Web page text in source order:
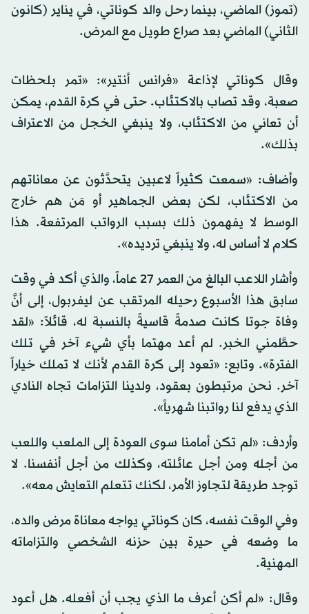
(تموز) الماضي، بينما رحل والد كوناتي، في يناير (كانون
الثاني) الماضي بعد صراع طويل مع المرض.
وقال كوناتي لإذاعة «فرانس أنتير»: «تمر بلحظات
صعبة، وقد تصاب بالاكتئاب. حتى في كرة القدم، يمكن
أن تعاني من الاكتئاب، ‌ولا ينبغي الخجل من ‌الاعتراف
بذلك».
وأضاف: «سمعت كثيراً لاعبين يتحدَّثون ​عن ‌معاناتهم
⁠من ​الاكتئاب، لكن بعض ⁠الجماهير أو مَن هم خارج
الوسط لا يفهمون ذلك بسبب الرواتب المرتفعة. هذا
كلام لا أساس له، ولا ينبغي ترديده».
وأشار اللاعب البالغ من العمر 27 عاماً، والذي أكد في وقت
سابق هذا الأسبوع رحيله المرتقب عن ليفربول، إلى أنَّ
وفاة جوتا كانت صدمةً قاسيةً بالنسبة له، ⁠قائلاً: «لقد
حطَّمني الخبر. لم أعد مهتما بأي ‌شيء آخر في تلك
الفترة». وتابع: «تعود إلى ‌كرة القدم لأنك لا تملك ​خياراً
آخر. نحن مرتبطون بعقود، ‌ولدينا التزامات تجاه النادي
الذي يدفع لنا رواتبنا شهرياً».
وأردف: «لم ‌تكن أمامنا سوى العودة إلى الملعب واللعب
من أجله ومن أجل عائلته، وكذلك من أجل أنفسنا. لا
توجد طريقة لتجاوز الأمر، لكنك تتعلم التعايش معه».
وفي الوقت نفسه، كان كوناتي يواجه ‌معاناة مرض والده،
ما وضعه في حيرة بين حزنه الشخصي والتزاماته
المهنية.
وقال: «لم أكن أعرف ما ⁠الذي يجب ⁠أن أفعله. هل أعود